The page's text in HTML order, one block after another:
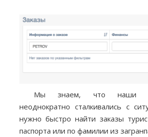
Мы знаем, что наши
неоднократно сталкивались с
нужно быстро найти заказы
паспорта или по фамилии из